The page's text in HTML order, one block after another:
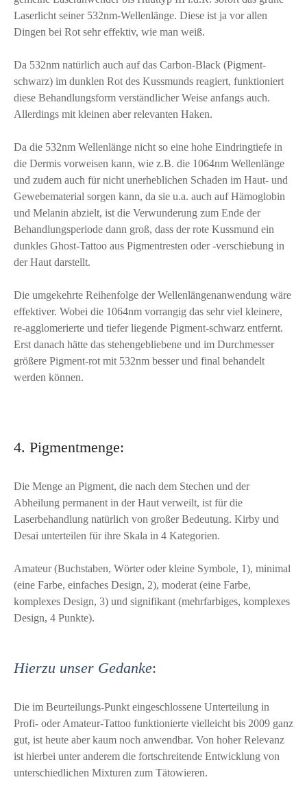
Laserlicht seiner 532nm-Wellenlänge. Diese ist ja vor allen
Dingen bei Rot sehr effektiv, wie man weiß.
Da 532nm natürlich auch auf das Carbon-Black (Pigment-
schwarz) im dunklen Rot des Kussmunds reagiert, funktioniert
diese Behandlungsform verständlicher Weise anfangs auch.
Allerdings mit kleinen aber relevanten Haken.
Da die 532nm Wellenlänge nicht so eine hohe Eindringtiefe in
die Dermis vorweisen kann, wie z.B. die 1064nm Wellenlänge
und zudem auch für nicht unerheblichen Schaden im Haut- und
Gewebematerial sorgen kann, da sie u.a. auch auf Hämoglobin
und Melanin abzielt, ist die Verwunderung zum Ende der
Behandlungsperiode dann groß, dass der rote Kussmund ein
dunkles Ghost-Tattoo aus Pigmentresten oder -verschiebung in
der Haut darstellt.
Die umgekehrte Reihenfolge der Wellenlängenanwendung wäre
effektiver. Wobei die 1064nm vorrangig das sehr viel kleinere,
re-agglomerierte und tiefer liegende Pigment-schwarz entfernt.
Erst danach hätte das stehengebliebene und im Durchmesser
größere Pigment-rot mit 532nm besser und final behandelt
werden können.
4. Pigmentmenge:
Die Menge an Pigment, die nach dem Stechen und der
Abheilung permanent in der Haut verweilt, ist für die
Laserbehandlung natürlich von großer Bedeutung. Kirby und
Desai unterteilen für ihre Skala in 4 Kategorien.
Amateur (Buchstaben, Wörter oder kleine Symbole, 1), minimal
(eine Farbe, einfaches Design, 2), moderat (eine Farbe,
komplexes Design, 3) und signifikant (mehrfarbiges, komplexes
Design, 4 Punkte).
Hierzu unser Gedanke:
Die im Beurteilungs-Punkt eingeschlossene Unterteilung in
Profi- oder Amateur-Tattoo funktionierte vielleicht bis 2009 ganz
gut, ist heute aber kaum noch anwendbar. Von hoher Relevanz
ist hierbei unter anderem die fortschreitende Entwicklung von
unterschiedlichen Mixturen zum Tätowieren.